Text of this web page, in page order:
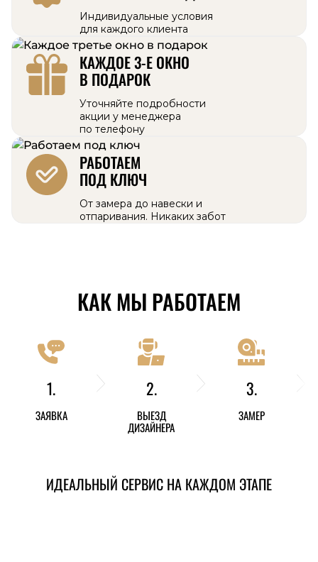
Индивидуальные условия
для каждого клиента
КАЖДОЕ 3-Е ОКНО
В ПОДАРОК
Уточняйте подробности
акции у менеджера
по телефону
РАБОТАЕМ
ПОД КЛЮЧ
От замера до навески и
отпаривания. Никаких забот
КАК МЫ РАБОТАЕМ
1.
ЗАЯВКА
2.
ВЫЕЗД
ДИЗАЙНЕРА
3.
ЗАМЕР
ИДЕАЛЬНЫЙ СЕРВИС НА КАЖДОМ ЭТАПЕ